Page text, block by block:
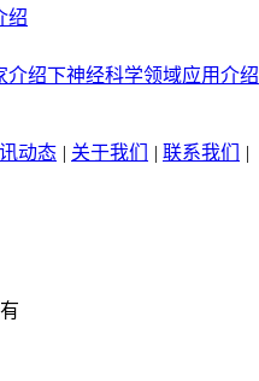
绍
绍下神经科学领域应用介绍
动态 关于我们 联系我们